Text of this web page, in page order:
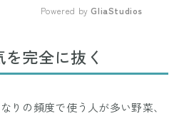
Powered by GliaStudios
を完全に抜く
りの頻度で使う人が多い野菜、